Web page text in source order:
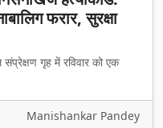
फरार, सुरक्षा
गृह में रविवार को एक
Manishankar Pandey